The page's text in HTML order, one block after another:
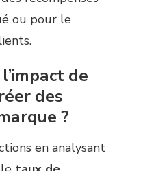
ou pour le
de
des
?
en analysant